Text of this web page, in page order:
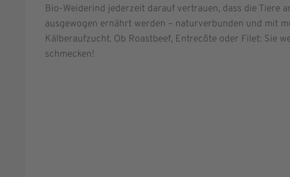
Bio-Weiderind jederzeit darauf vertrauen, dass die Tiere
ausgewogen ernährt werden – naturverbunden und mit
Kälberaufzucht. Ob Roastbeef, Entrecôte oder Filet: Sie
schmecken!